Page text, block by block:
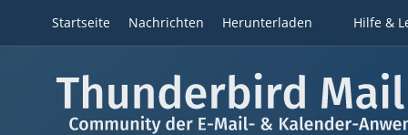
Startseite Nachrichten Herunterladen Hilfe &